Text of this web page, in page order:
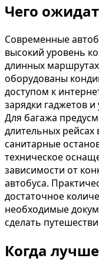
Чего
Современные
высокий уровень
длинных
оборудованы
доступом к
зарядки гаджетов
Для багажа
длительных рейсах
санитарные
техническое
зависимости от
автобуса.
достаточное
необходимые
сделать
Когда